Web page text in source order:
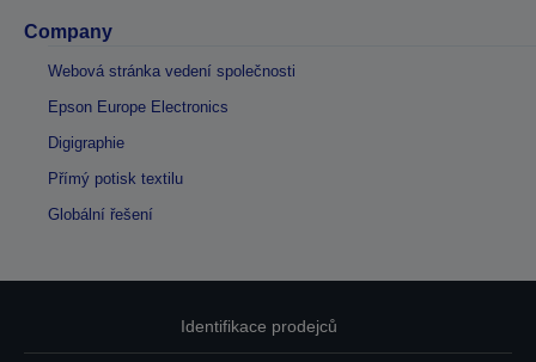
Company
Webová stránka vedení společnosti
Epson Europe Electronics
Digigraphie
Přímý potisk textilu
Globální řešení
Identifikace prodejců